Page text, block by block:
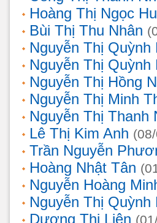
Hoàng Thị Ngọc
Bùi Thị Thu Nhân
Nguyễn Thị Quỳnh
Nguyễn Thị Quỳnh
Nguyễn Thị Hồng
Nguyễn Thị Minh
Nguyễn Thị Thanh
Lê Thị Kim Anh
Trần Nguyễn
Hoàng Nhật Tân
Nguyễn Hoàng
Nguyễn Thị Quỳnh
Dương Thị Liên